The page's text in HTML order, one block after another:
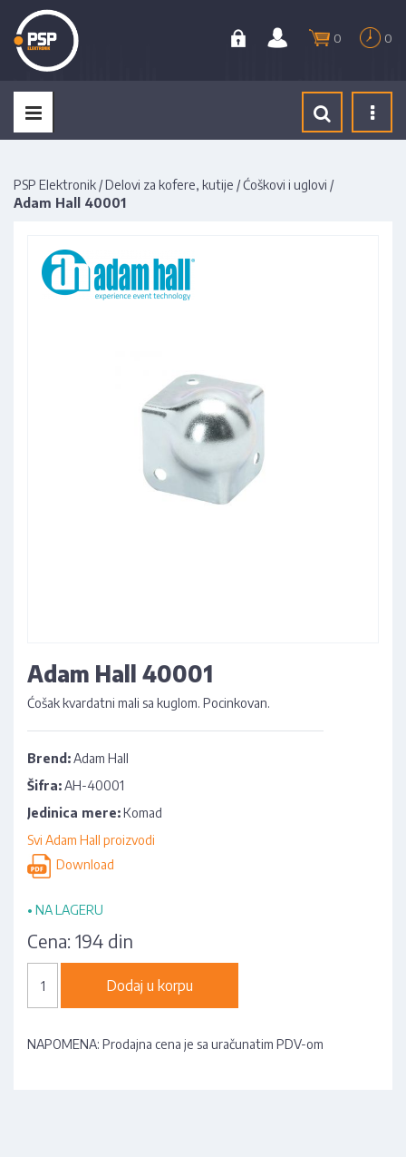
0 0
PSP Elektronik /Delovi za kofere, kutije /Ćoškovi i uglovi /
Adam Hall 40001
Adam Hall 40001
Ćošak kvardatni mali sa kuglom. Pocinkovan.
Brend:Adam Hall
Šifra:AH-40001
Jedinica mere:Komad
Svi Adam Hall proizvodi
Download
• NA LAGERU
Cena: 194 din
Dodaj u korpu
NAPOMENA: Prodajna cena je sa uračunatim PDV-om